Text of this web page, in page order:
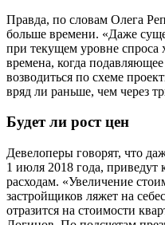
Правда, по словам Олега
больше времени. «Даже
при текущем уровне спроса
времена, когда
возводиться по схеме
вряд ли раньше, чем через
Будет ли рост цен
Девелоперы говорят, что
1 июля 2018 года,
расходам. «Увеличение
застройщиков ляжет на
отразится на стоимости